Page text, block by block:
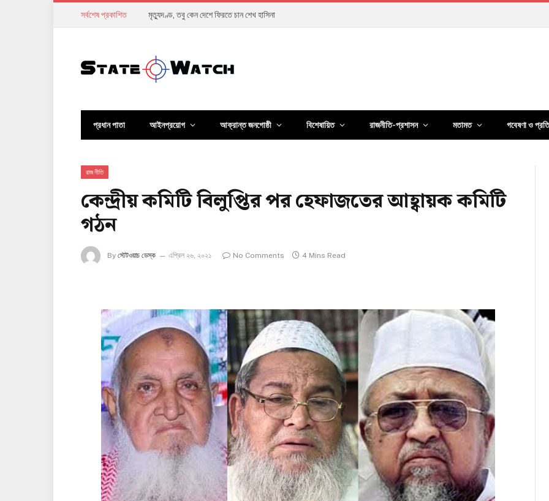
সর্বশেষ প্রকাশিত মিয়ানমারের গৃহযুদ্ধে কি সত্যিই শান্তির পথ খুলছে?
প্রধান পাতা আইনপ্রয়োগ আক্রান্ত জনগোষ্ঠী বিশেষায়িত রাজনীতি-প্রশাসন মতামত গবেষণা ও
রাজনীতি
কেন্দ্রীয় কমিটি বিলুপ্তির পর হেফাজতের আহ্বায়ক কমিটি
গঠন
By স্টেটওয়াচ ডেস্ক এপ্রিল ২৬, ২০২১ No Comments 4 Mins Read